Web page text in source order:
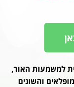
למשמעות האור,
והשונים